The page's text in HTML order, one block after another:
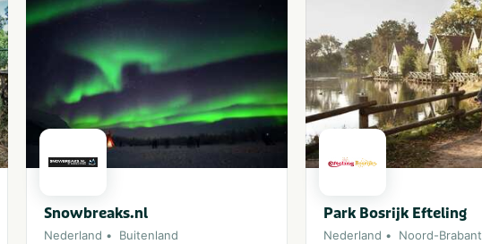
Snowbreaks.nl
Nederland Buitenland
Park Bosrijk Efteling
Nederland Noord-Brabant